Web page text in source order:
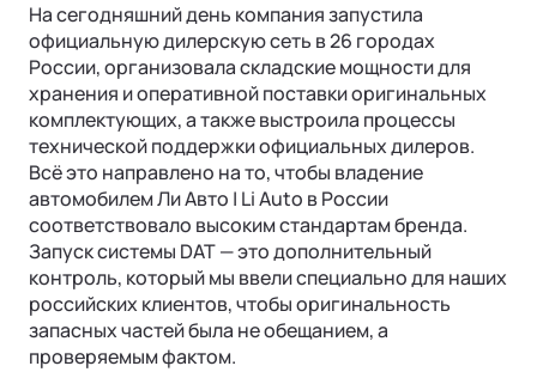
На сегодняшний день компания запустила
официальную дилерскую сеть в 26 городах
России, организовала складские мощности для
хранения и оперативной поставки оригинальных
комплектующих, а также выстроила процессы
технической поддержки официальных дилеров.
Всё это направлено на то, чтобы владение
автомобилем Ли Авто | Li Auto в России
соответствовало высоким стандартам бренда.
Запуск системы DAT — это дополнительный
контроль, который мы ввели специально для наших
российских клиентов, чтобы оригинальность
запасных частей была не обещанием, а
проверяемым фактом.